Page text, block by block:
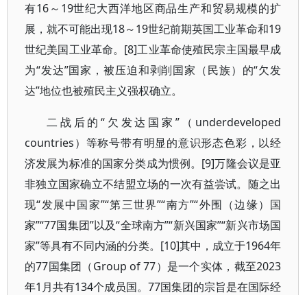
有16～19世纪大西洋地区商品生产和贸易规模的扩
展，就不可能出现18～19世纪前期英国工业革命和19
世纪美国工业革命。[8]工业革命使殖民宗主国最早成
为“发达”国家，被压迫和剥削国家（民族）的“欠发
达”地位也被殖民主义强权确立。
二战后的“欠发达国家”（underdeveloped
countries）等称号带有明显的意识形态色彩，以经
济发展为标准的国家分类成为惯例。[9]万隆会议是亚
非独立国家确立不结盟立场的一次有益尝试。随之出
现“发展中国家”“第三世界”“南方”“外围（边缘）国
家”“77国集团”以及“全球南方”“新兴国家”“新兴市场国
家”等具有不同内涵的分类。[10]其中，成立于1964年
的77国集团（Group of 77）是一个实体，截至2023
年1月共有134个成员国。77国集团的宗旨是在国际经